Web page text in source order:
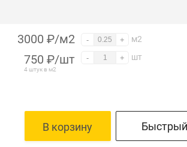
3000 ₽/м2 - + м2
750 ₽/шт
4 штук в м2
- + шт
В корзину